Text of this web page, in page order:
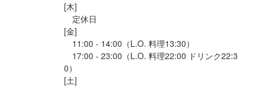
[木]
定休日
[金]
11:00 - 14:00（L.O. 料理13:30）
17:00 - 23:00（L.O. 料理22:00 ドリンク22:3
0）
[土]